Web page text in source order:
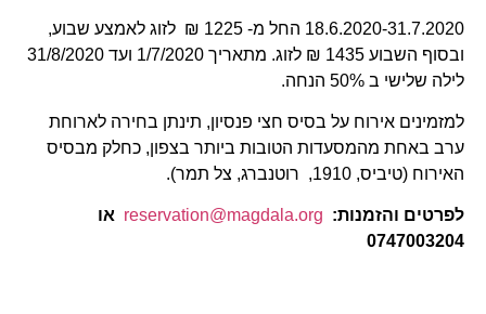
18.6.2020-31.7.2020 החל מ- 1225 ₪ לזוג לאמצע שבוע,
ובסוף השבוע 1435 ₪ לזוג. מתאריך 1/7/2020 ועד 31/8/2020
לילה שלישי ב 50% הנחה.
למזמינים אירוח על בסיס חצי פנסיון, תינתן בחירה לארוחת
ערב באחת מהמסעדות הטובות ביותר בצפון, כחלק מבסיס
האירוח (טיביס, 1910, רוטנברג, צל תמר).
לפרטים והזמנות:reservation@magdala.orgאו
0747003204